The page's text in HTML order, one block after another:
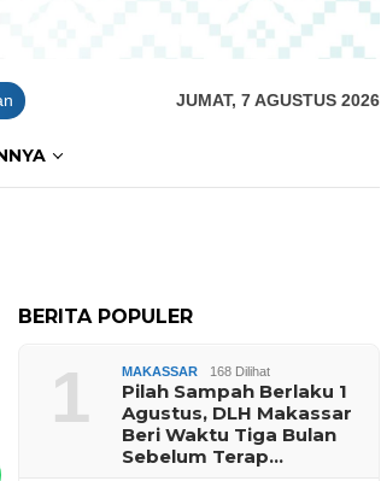
JUMAT, 7 AGUSTUS 2026
BERITA POPULER
1 MAKASSAR 168 Dilihat
Pilah Sampah Berlaku 1
Agustus, DLH Makassar
Beri Waktu Tiga Bulan
Sebelum Terap…